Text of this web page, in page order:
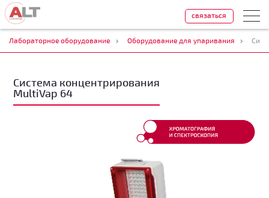
связаться
Лабораторное оборудование Оборудование для упаривания
Система концентрирования
MultiVap 64